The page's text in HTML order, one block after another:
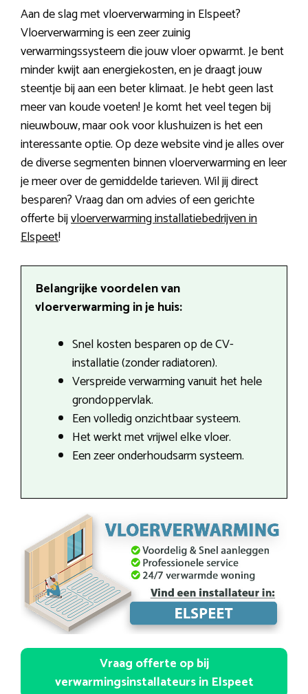
Aan de slag met vloerverwarming in Elspeet?
Vloerverwarming is een zeer zuinig
verwarmingssysteem die jouw vloer opwarmt. Je bent
minder kwijt aan energiekosten, en je draagt jouw
steentje bij aan een beter klimaat. Je hebt geen last
meer van koude voeten! Je komt het veel tegen bij
nieuwbouw, maar ook voor klushuizen is het een
interessante optie. Op deze website vind je alles over
de diverse segmenten binnen vloerverwarming en leer
je meer over de gemiddelde tarieven. Wil jij direct
besparen? Vraag dan om advies of een gerichte
offerte bijvloerverwarming installatiebedrijven in
Elspeet!
Belangrijke voordelen van
vloerverwarming in je huis:
Snel kosten besparen op de CV-
installatie (zonder radiatoren).
Verspreide verwarming vanuit het hele
grondoppervlak.
Een volledig onzichtbaar systeem.
Het werkt met vrijwel elke vloer.
Een zeer onderhoudsarm systeem.
Vraag offerte op bij
verwarmingsinstallateurs in Elspeet